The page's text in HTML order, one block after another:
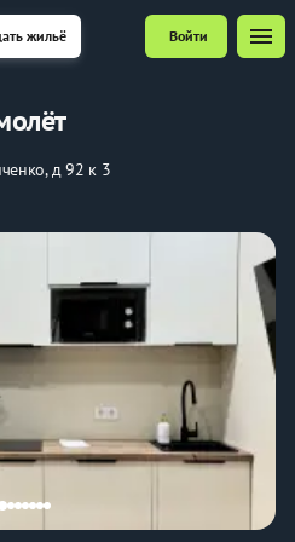
жильё Войти menu
д 92 к 3